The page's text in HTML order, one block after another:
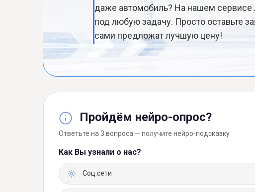
даже автомобиль? На нашем сервисе
под любую задачу. Просто оставьте
сами предложат лучшую цену!
Пройдём нейро-опрос?
Ответьте на 3 вопроса — получите нейро-подсказку
Как Вы узнали о нас?
Соц.сети